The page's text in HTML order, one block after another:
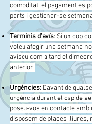
comoditat, el pagament es
parts i gestionar-se
Terminis d'avís: Si un cop
voleu afegir una setmana
aviseu com a tard el
anterior.
Urgències: Davant de
urgència durant el cap de
poseu-vos en contacte amb
disposem de places lliures,